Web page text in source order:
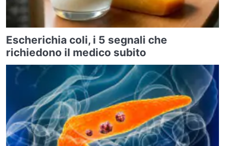
Escherichia coli, i 5 segnali che
richiedono il medico subito